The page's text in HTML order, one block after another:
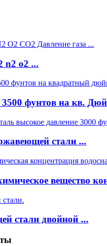
n2 o2 ...
3500 фунтов на кв.
стали ...
вещество
стали двойной ...